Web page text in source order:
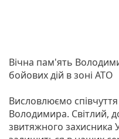
Вічна пам'ять
бойових дій в зоні АТО
Висловлюємо
Володимира. Світлий,
звитяжного захисника